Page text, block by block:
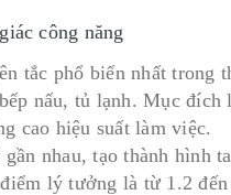
công năng
tắc phổ biến nhất trong
nấu, tủ lạnh. Mục đích
cao hiệu suất làm việc.
nhau, tạo thành hình
lý tưởng là từ 1.2